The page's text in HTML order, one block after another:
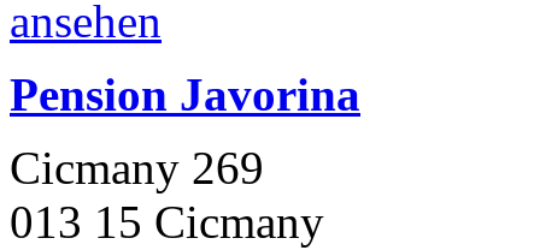
Pension Javorina
Cicmany 269
013 15 Cicmany